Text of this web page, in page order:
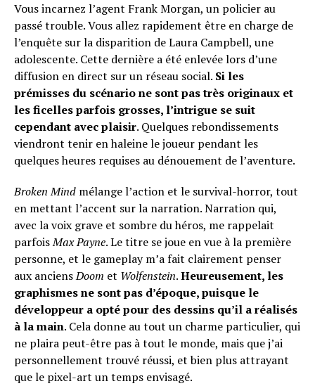
Vous incarnez l’agent Frank Morgan, un policier au
passé trouble. Vous allez rapidement être en charge de
l’enquête sur la disparition de Laura Campbell, une
adolescente. Cette dernière a été enlevée lors d’une
diffusion en direct sur un réseau social. Si les
prémisses du scénario ne sont pas très originaux et
les ficelles parfois grosses, l’intrigue se suit
cependant avec plaisir. Quelques rebondissements
viendront tenir en haleine le joueur pendant les
quelques heures requises au dénouement de l’aventure.
Broken Mind mélange l’action et le survival-horror, tout
en mettant l’accent sur la narration. Narration qui,
avec la voix grave et sombre du héros, me rappelait
parfoisMax Payne. Le titre se joue en vue à la première
personne, et le gameplay m’a fait clairement penser
aux anciensDoom et Wolfenstein.Heureusement, les
graphismes ne sont pas d’époque, puisque le
développeur a opté pour des dessins qu’il a réalisés
à la main. Cela donne au tout un charme particulier, qui
ne plaira peut-être pas à tout le monde, mais que j’ai
personnellement trouvé réussi, et bien plus attrayant
que le pixel-art un temps envisagé.